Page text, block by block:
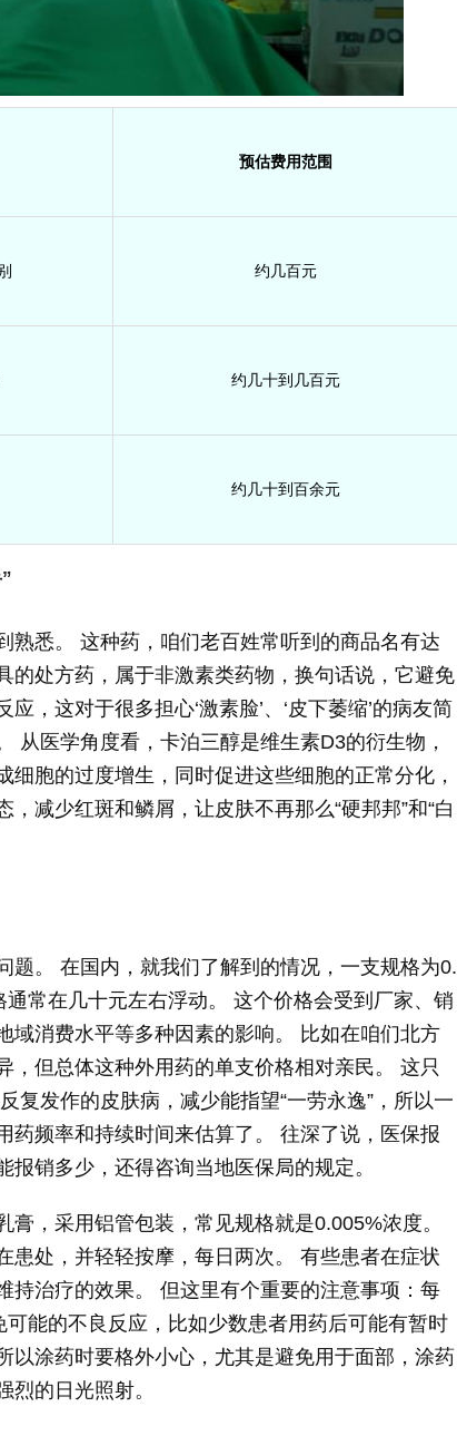
预估费用范围
约几百元
约几十到几百元
约几十到百余元
熟悉。 这种药，咱们老百姓常听到的商品名有达
的处方药，属于非激素类药物，换句话说，它避免
，这对于很多担心‘激素脸’、‘皮下萎缩’的病友简
从医学角度看，卡泊三醇是维生素D3的衍生物，
胞的过度增生，同时促进这些细胞的正常分化，
减少红斑和鳞屑，让皮肤不再那么“硬邦邦”和“白
题。 在国内，就我们了解到的情况，一支规格为0.
常在几十元左右浮动。 这个价格会受到厂家、销
域消费水平等多种因素的影响。 比如在咱们北方
但总体这种外用药的单支价格相对亲民。 这只
复发作的皮肤病，减少能指望“一劳永逸”，所以一
药频率和持续时间来估算了。 往深了说，医保报
销多少，还得咨询当地医保局的规定。
，采用铝管包装，常见规格就是0.005%浓度。
患处，并轻轻按摩，每日两次。 有些患者在症状
持治疗的效果。 但这里有个重要的注意事项：每
能的不良反应，比如少数患者用药后可能有暂时
以涂药时要格外小心，尤其是避免用于面部，涂药
烈的日光照射。